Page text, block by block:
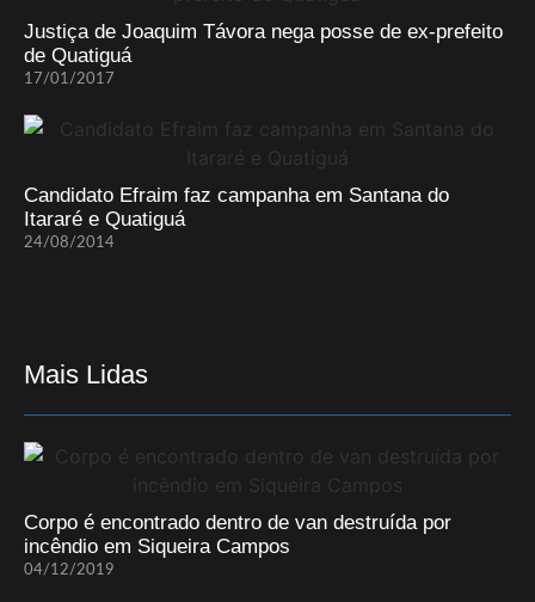
Justiça de Joaquim Távora nega posse de ex-prefeito
de Quatiguá
17/01/2017
Candidato Efraim faz campanha em Santana do
Itararé e Quatiguá
24/08/2014
Mais Lidas
Corpo é encontrado dentro de van destruída por
incêndio em Siqueira Campos
04/12/2019